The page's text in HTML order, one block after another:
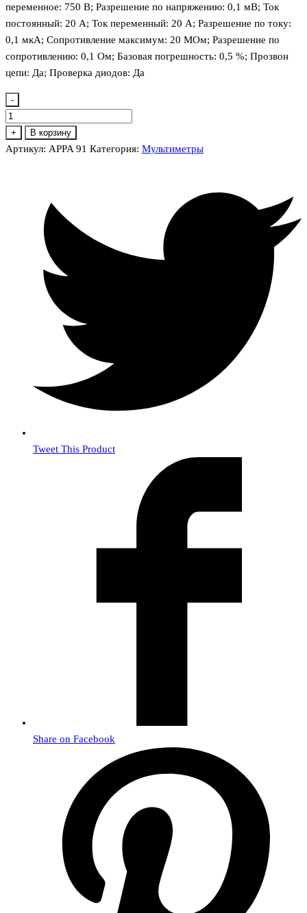
переменное: 750 В; Разрешение по напряжению: 0,1 мВ; Ток
постоянный: 20 А; Ток переменный: 20 А; Разрешение по току:
0,1 мкА; Сопротивление максимум: 20 МОм; Разрешение по
сопротивлению: 0,1 Ом; Базовая погрешность: 0,5 %; Прозвон
цепи: Да; Проверка диодов: Да
-
Количество
товара
APPA
+ В корзину
Артикул: APPA 91 Категория: Мультиметры
Tweet This Product
Share on Facebook